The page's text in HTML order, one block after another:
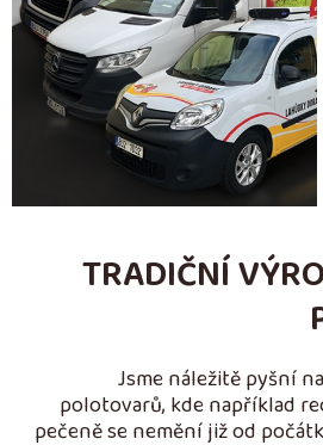
TRADIČNÍ
Jsme náležitě pyšní
polotovarů, kde například
pečeně se nemění již od